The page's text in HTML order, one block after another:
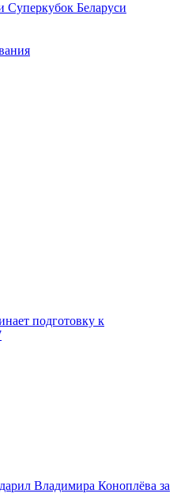
Суперкубок Беларуси
подготовку к
Владимира Коноплёва за